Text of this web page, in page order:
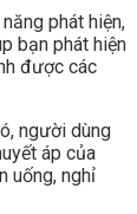
phát hiện,
bạn phát hiện
được các
người dùng
áp của
uống, nghỉ